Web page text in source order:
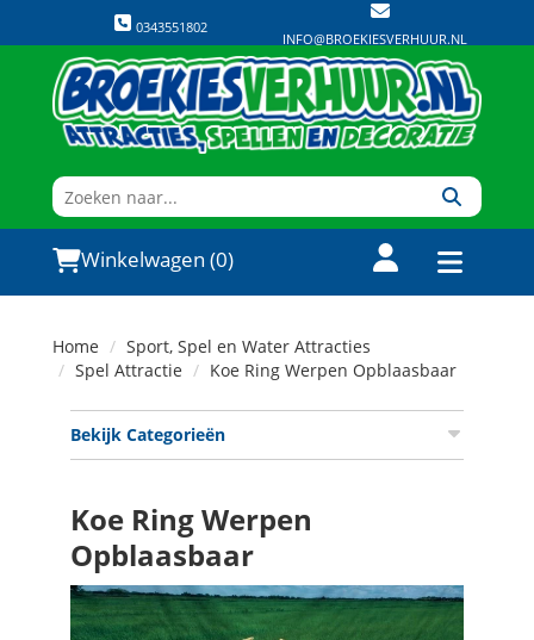
0343551802
INFO@BROEKIESVERHUUR.NL
Winkelwagen (0)
Home
Sport, Spel en Water Attracties
Spel Attractie
Koe Ring Werpen Opblaasbaar
Bekijk Categorieën
Koe Ring Werpen
Opblaasbaar